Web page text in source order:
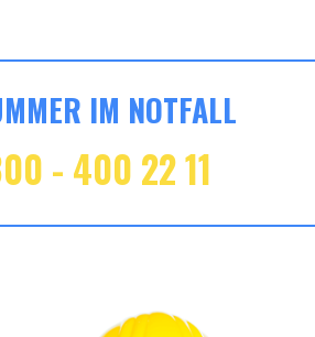
IM NOTFALL
- 400 22 11